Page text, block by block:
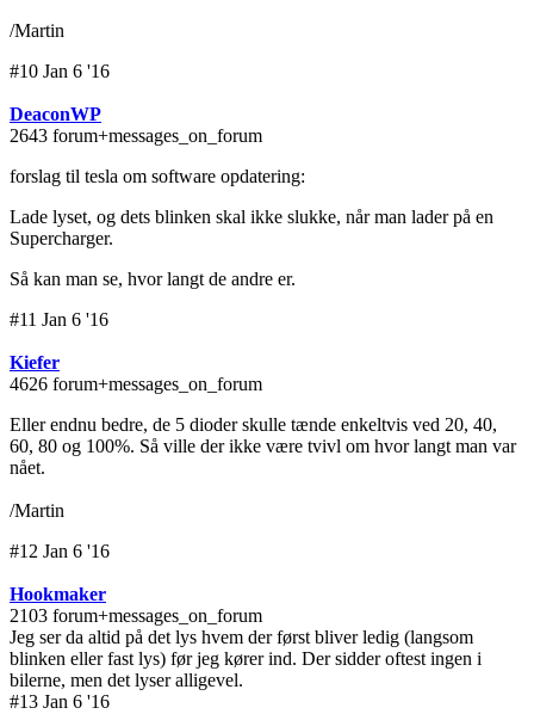
/Martin
#10 Jan 6 '16
DeaconWP
2643 forum+messages_on_forum
forslag til tesla om software opdatering:
Lade lyset, og dets blinken skal ikke slukke, når man lader på en
Supercharger.
Så kan man se, hvor langt de andre er.
#11 Jan 6 '16
Kiefer
4626 forum+messages_on_forum
Eller endnu bedre, de 5 dioder skulle tænde enkeltvis ved 20, 40,
60, 80 og 100%. Så ville der ikke være tvivl om hvor langt man var
nået.
/Martin
#12 Jan 6 '16
Hookmaker
2103 forum+messages_on_forum
Jeg ser da altid på det lys hvem der først bliver ledig (langsom
blinken eller fast lys) før jeg kører ind. Der sidder oftest ingen i
bilerne, men det lyser alligevel.
#13 Jan 6 '16